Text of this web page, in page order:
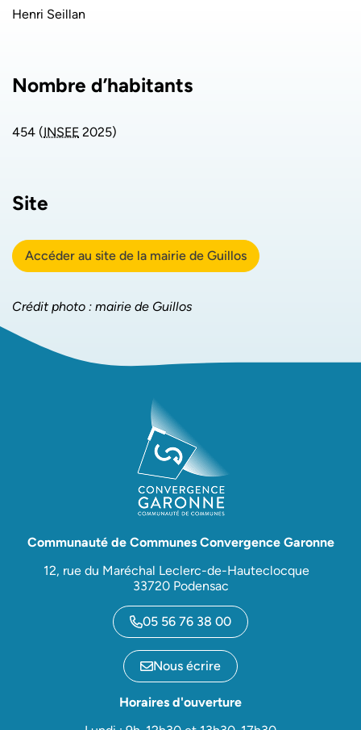
Henri Seillan
Nombre d’habitants
454 (INSEE 2025)
Site
Accéder au site de la mairie de Guillos
Crédit photo : mairie de Guillos
Communauté de Communes Convergence Garonne
12, rue du Maréchal Leclerc-de-Hauteclocque
33720 Podensac
05 56 76 38 00
Nous écrire
Horaires d'ouverture